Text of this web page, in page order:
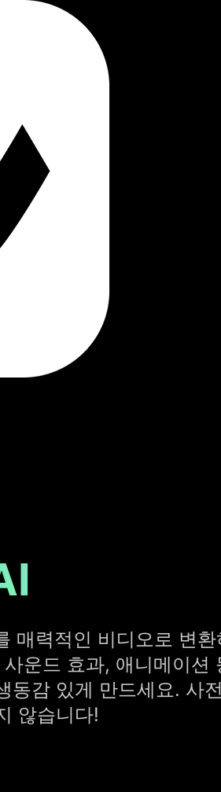
매력적인 비디오로 변환
운드 효과, 애니메이션
동감 있게 만드세요. 사
않습니다!